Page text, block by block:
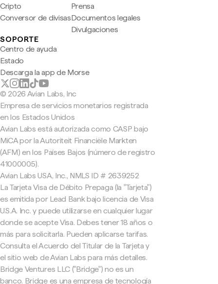
Cripto
Conversor de divisas
Prensa
Documentos legales
Divulgaciones
SOPORTE
Centro de ayuda
Estado
Descarga la app de Morse
© 2026 Avian Labs, Inc
Empresa de servicios monetarios registrada
en los Estados Unidos
Avian Labs está autorizada como CASP bajo
MiCA por la Autoriteit Financiële Markten
(AFM) en los Países Bajos (número de registro
41000005).
Avian Labs USA, Inc., NMLS ID # 2639252
La Tarjeta Visa de Débito Prepaga (la "Tarjeta")
es emitida por Lead Bank bajo licencia de Visa
U.S.A. Inc. y puede utilizarse en cualquier lugar
donde se acepte Visa. Debes tener 18 años o
más para solicitarla. Pueden aplicarse tarifas.
Consulta el Acuerdo del Titular de la Tarjeta y
el sitio web de Avian Labs para más detalles.
Bridge Ventures LLC ("Bridge") no es un
banco. Bridge es una empresa de tecnología